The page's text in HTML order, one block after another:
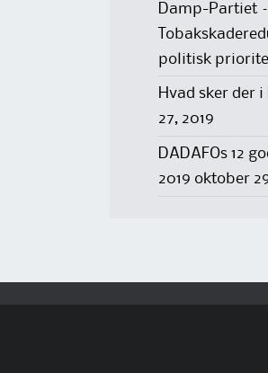
Damp-Partiet –
politisk
Hvad sker der
27, 2019
DADAFOs 12
2019 oktober